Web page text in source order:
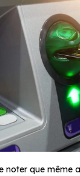
noter que même